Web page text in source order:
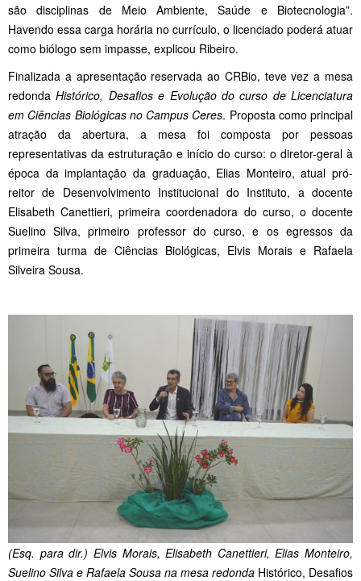
são disciplinas de Meio Ambiente, Saúde e Biotecnologia”.
Havendo essa carga horária no currículo, o licenciado poderá atuar
como biólogo sem impasse, explicou Ribeiro.
Finalizada a apresentação reservada ao CRBio, teve vez a mesa
redondaHistórico, Desafios e Evolução do curso de Licenciatura
em Ciências Biológicas no Campus Ceres. Proposta como principal
atração da abertura, a mesa foi composta por pessoas
representativas da estruturação e início do curso: o diretor-geral à
época da implantação da graduação, Elias Monteiro, atual pró-
reitor de Desenvolvimento Institucional do Instituto, a docente
Elisabeth Canettieri, primeira coordenadora do curso, o docente
Suelino Silva, primeiro professor do curso, e os egressos da
primeira turma de Ciências Biológicas, Elvis Morais e Rafaela
Silveira Sousa.
(Esq. para dir.) Elvis Morais, Elisabeth Canettieri, Elias Monteiro,
Suelino Silva e Rafaela Sousa na mesa redonda Histórico, Desafios